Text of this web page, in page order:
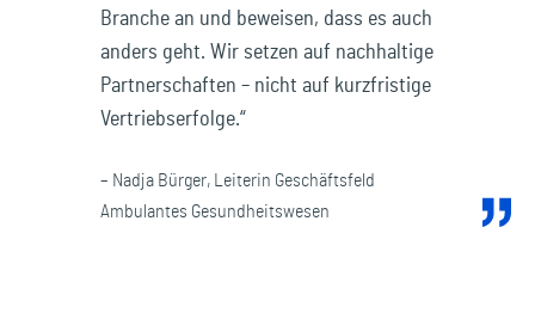
Branche an und beweisen, dass es auch
anders geht. Wir setzen auf nachhaltige
Partnerschaften – nicht auf kurzfristige
Vertriebserfolge.“
– Nadja Bürger, Leiterin Geschäftsfeld
Ambulantes Gesundheitswesen